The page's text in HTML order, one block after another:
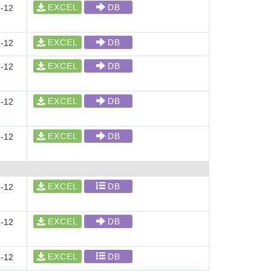
12 EXCEL DB
12 EXCEL DB
12 EXCEL DB
12 EXCEL DB
12 EXCEL DB
12 EXCEL DB
12 EXCEL DB
12 EXCEL DB